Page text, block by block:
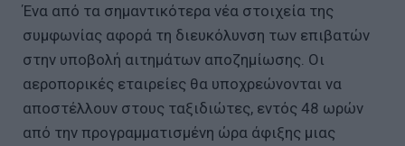
Ένα από τα σημαντικότερα νέα στοιχεία της
συμφωνίας αφορά τη διευκόλυνση των επιβατών
στην υποβολή αιτημάτων αποζημίωσης. Οι
αεροπορικές εταιρείες θα υποχρεώνονται να
αποστέλλουν στους ταξιδιώτες, εντός 48 ωρών
από την προγραμματισμένη ώρα άφιξης μιας